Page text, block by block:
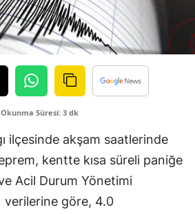
Çanakkale
Çankırı
Çorum
Denizli
Edirne
Elazığ
Erzincan
Okunma Süresi: 3 dk
ilçesinde akşam saatlerinde
kentte kısa süreli paniğe
Acil Durum Yönetimi
verilerine göre, 4.0